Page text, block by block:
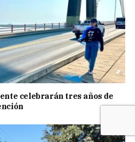
celebrarán tres años de